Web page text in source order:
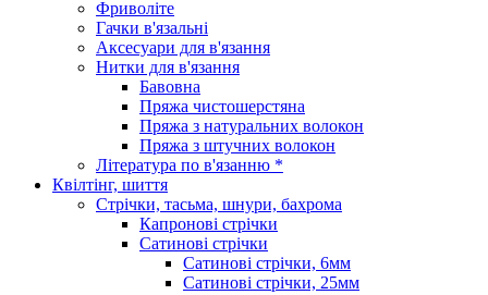
Фриволіте
Гачки в'язальні
Аксесуари для в'язання
Нитки для в'язання
Бавовна
Пряжа чистошерстяна
Пряжа з натуральних волокон
Пряжа з штучних волокон
Література по в'язанню *
Квілтінг, шиття
Стрічки, тасьма, шнури, бахрома
Капронові стрічки
Сатинові стрічки
Сатинові стрічки, 6мм
Сатинові стрічки, 25мм